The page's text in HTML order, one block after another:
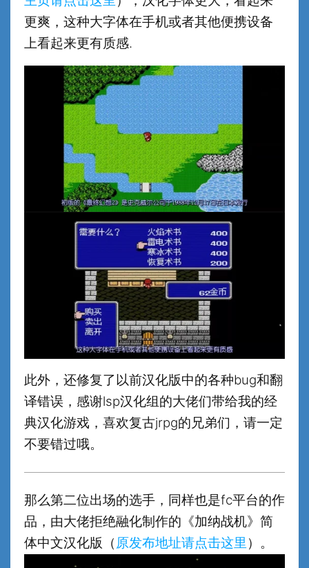
更爽，这种大字体在手机或者其他便携设备
上看起来更有质感.
此外，还修复了以前汉化版中的各种bug和翻
译错误，感谢lsp汉化组的大佬们带给我的经
典汉化游戏，喜欢复古jrpg的兄弟们，请一定
不要错过哦。
那么第二位出场的选手，同样也是fc平台的作
品，由大佬拒绝融化制作的《加纳战机》简
体中文汉化版（ 原发布地址请点击这里 ）。